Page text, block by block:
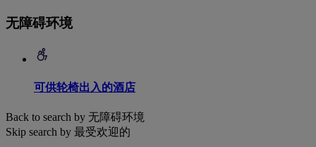
无障碍环境
可供轮椅出入的酒店
Back to search by 无障碍环境
Skip search by 最受欢迎的